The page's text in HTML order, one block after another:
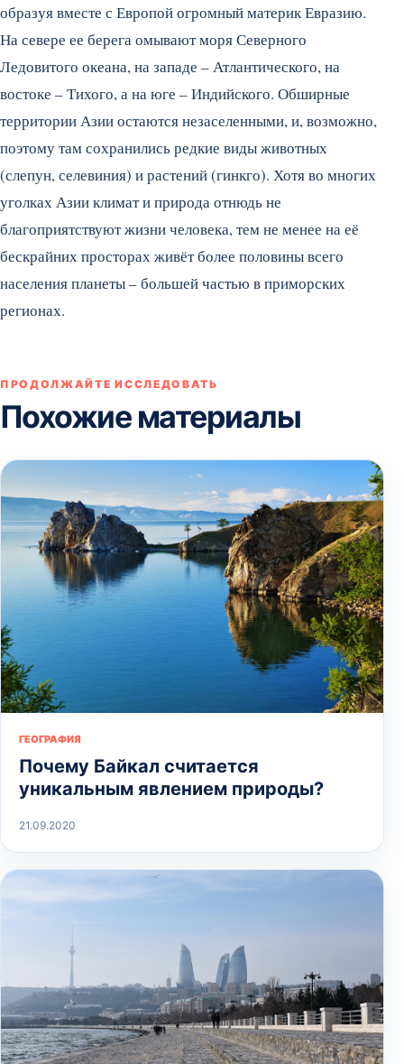
образуя вместе с Европой огромный материк Евразию.
На севере ее берега омывают моря Северного
Ледовитого океана, на западе – Атлантического, на
востоке – Тихого, а на юге – Индийского. Обширные
территории Азии остаются незаселенными, и, возможно,
поэтому там сохранились редкие виды животных
(слепун, селевиния) и растений (гинкго). Хотя во многих
уголках Азии климат и природа отнюдь не
благоприятствуют жизни человека, тем не менее на её
бескрайних просторах живёт более половины всего
населения планеты – большей частью в приморских
регионах.
ПРОДОЛЖАЙТЕ ИССЛЕДОВАТЬ
Похожие материалы
ГЕОГРАФИЯ
Почему Байкал считается
уникальным явлением природы?
21.09.2020